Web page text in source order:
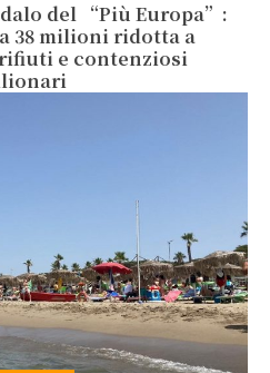
del “Più Europa”:
38 milioni ridotta a
e contenziosi